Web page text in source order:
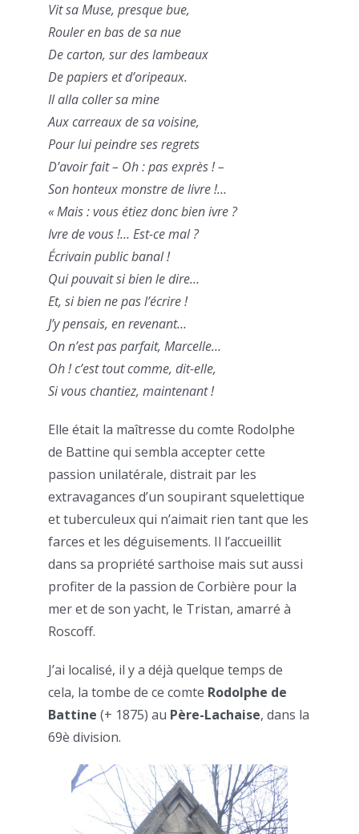
Vit sa Muse, presque bue,
Rouler en bas de sa nue
De carton, sur des lambeaux
De papiers et d’oripeaux.
Il alla coller sa mine
Aux carreaux de sa voisine,
Pour lui peindre ses regrets
D’avoir fait – Oh : pas exprès ! –
Son honteux monstre de livre !…
« Mais : vous étiez donc bien ivre ?
Ivre de vous !… Est-ce mal ?
Écrivain public banal !
Qui pouvait si bien le dire…
Et, si bien ne pas l’écrire !
J’y pensais, en revenant…
On n’est pas parfait, Marcelle…
Oh ! c’est tout comme, dit-elle,
Si vous chantiez, maintenant !
Elle était la maîtresse du comte Rodolphe
de Battine qui sembla accepter cette
passion unilatérale, distrait par les
extravagances d’un soupirant squelettique
et tuberculeux qui n’aimait rien tant que les
farces et les déguisements. Il l’accueillit
dans sa propriété sarthoise mais sut aussi
profiter de la passion de Corbière pour la
mer et de son yacht, le Tristan, amarré à
Roscoff.
J’ai localisé, il y a déjà quelque temps de
cela, la tombe de ce comte Rodolphe de
Battine (+ 1875) au Père-Lachaise, dans la
69è division.